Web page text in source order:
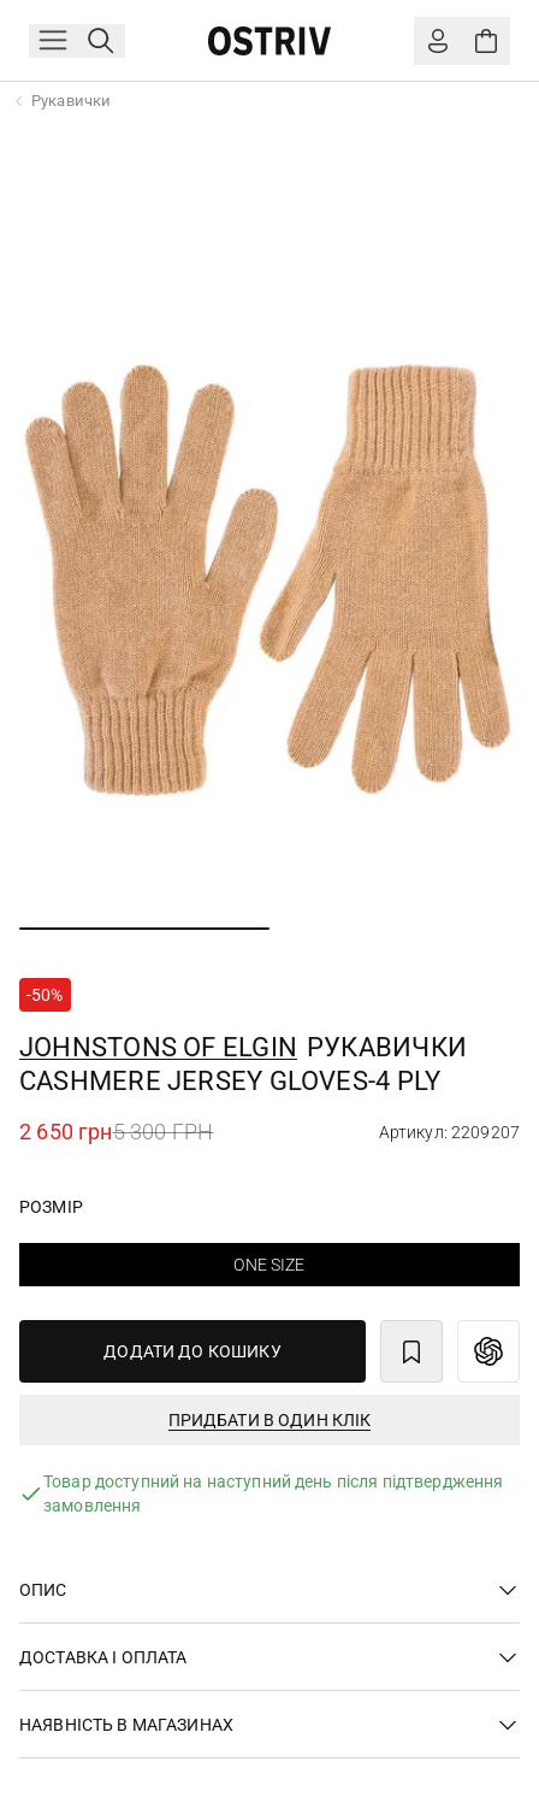
Рукавички
-50%
JOHNSTONS OF ELGIN РУКАВИЧКИ
CASHMERE JERSEY GLOVES-4 PLY
2 650 грн5 300 ГРН Артикул: 2209207
РОЗМІР
ONE SIZE
ДОДАТИ ДО КОШИКУ
ПРИДБАТИ В ОДИН КЛІК
Товар доступний на наступний день після підтвердження
замовлення
ОПИС
ДОСТАВКА І ОПЛАТА
НАЯВНІСТЬ В МАГАЗИНАХ